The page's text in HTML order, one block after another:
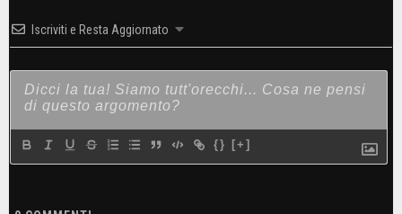
Iscriviti e Resta Aggiornato
{} [+]